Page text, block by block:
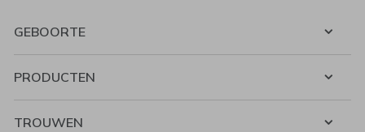
GEBOORTE
PRODUCTEN
TROUWEN